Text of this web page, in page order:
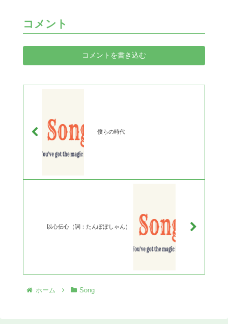
コメント
コメントを書き込む
僕らの時代
以心伝心（詞：たんぽぽしゃん）
ホーム Song